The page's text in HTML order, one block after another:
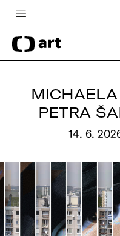
Česká televize
Zpravodajství
iVysílání
Vše o ČT
MICHAELA
PETRA
14. 6.